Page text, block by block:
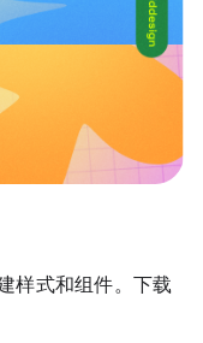
样式和组件。下载